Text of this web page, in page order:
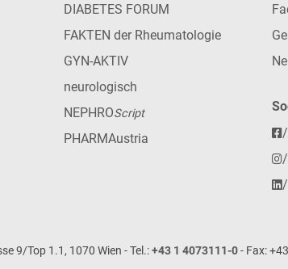
DIABETES FORUM
FAKTEN der Rheumatologie
GYN-AKTIV
neurologisch
NEPHROScript
PHARMAustria
9/Top 1.1, 1070 Wien - Tel.:+43 1 4073111-0- Fax: